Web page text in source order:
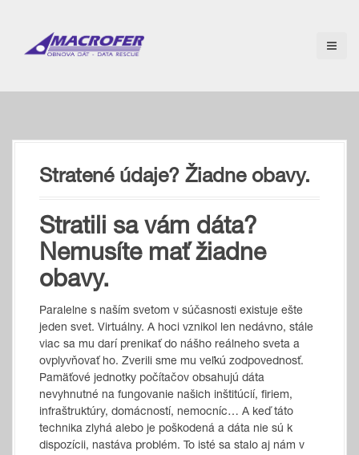
o
Stratené údaje? Žiadne obavy.
Stratili sa vám dáta?
Nemusíte mať žiadne
obavy.
Paralelne s naším svetom v súčasnosti existuje ešte
jeden svet. Virtuálny. A hoci vznikol len nedávno, stále
viac sa mu darí prenikať do nášho reálneho sveta a
ovplyvňovať ho. Zverili sme mu veľkú zodpovednosť.
Pamäťové jednotky počítačov obsahujú dáta
nevyhnutné na fungovanie našich inštitúcií, firiem,
infraštruktúry, domácností, nemocníc… A keď táto
technika zlyhá alebo je poškodená a dáta nie sú k
dispozícii, nastáva problém. To isté sa stalo aj nám v